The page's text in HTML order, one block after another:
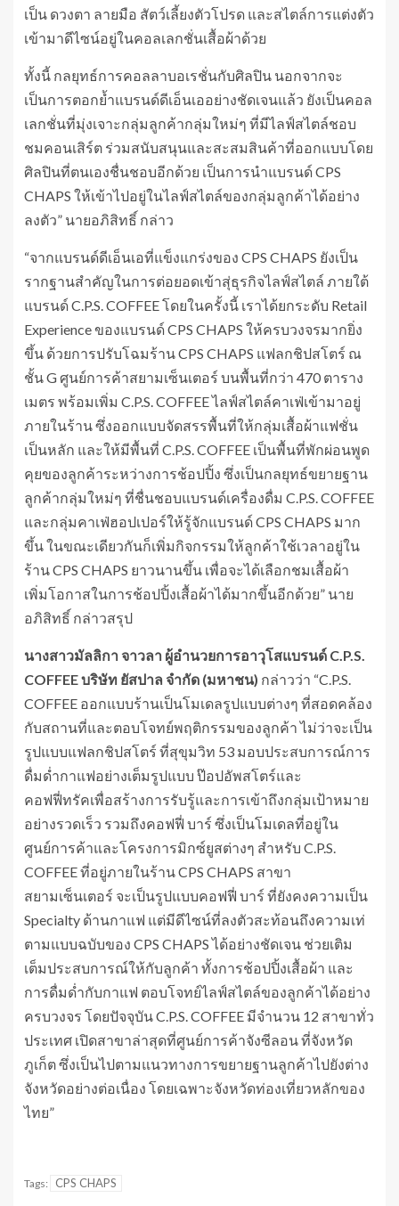
เป็น ดวงตา ลายมือ สัตว์เลี้ยงตัวโปรด และสไตล์การแต่งตัว
เข้ามาดีไซน์อยู่ในคอลเลกชั่นเสื้อผ้าด้วย
ทั้งนี้ กลยุทธ์การคอลลาบอเรชั่นกับศิลปิน นอกจากจะ
เป็นการตอกย้ำแบรนด์ดีเอ็นเออย่างชัดเจนแล้ว ยังเป็นคอล
เลกชั่นที่มุ่งเจาะกลุ่มลูกค้ากลุ่มใหม่ๆ ที่มีไลฟ์สไตล์ชอบ
ชมคอนเสิร์ต ร่วมสนับสนุนและสะสมสินค้าที่ออกแบบโดย
ศิลปินที่ตนเองชื่นชอบอีกด้วย เป็นการนำแบรนด์ CPS
CHAPS ให้เข้าไปอยู่ในไลฟ์สไตล์ของกลุ่มลูกค้าได้อย่าง
ลงตัว” นายอภิสิทธิ์ กล่าว
“จากแบรนด์ดีเอ็นเอที่แข็งแกร่งของ CPS CHAPS ยังเป็น
รากฐานสำคัญในการต่อยอดเข้าสุ่ธุรกิจไลฟ์สไตล์ ภายใต้
แบรนด์ C.P.S. COFFEE โดยในครั้งนี้ เราได้ยกระดับ Retail
Experience ของแบรนด์ CPS CHAPS ให้ครบวงจรมากยิ่ง
ขึ้น ด้วยการปรับโฉมร้าน CPS CHAPS แฟลกชิปสโตร์ ณ
ชั้น G ศูนย์การค้าสยามเซ็นเตอร์ บนพื้นที่กว่า 470 ตาราง
เมตร พร้อมเพิ่ม C.P.S. COFFEE ไลฟ์สไตล์คาเฟ่เข้ามาอยู่
ภายในร้าน ซึ่งออกแบบจัดสรรพื้นที่ให้กลุ่มเสื้อผ้าแฟชั่น
เป็นหลัก และให้มีพื้นที่ C.P.S. COFFEE เป็นพื้นที่พักผ่อนพูด
คุยของลูกค้าระหว่างการช้อปปิ้ง ซึ่งเป็นกลยุทธ์ขยายฐาน
ลูกค้ากลุ่มใหม่ๆ ที่ชื่นชอบแบรนด์เครื่องดื่ม C.P.S. COFFEE
และกลุ่มคาเฟ่ฮอปเปอร์ให้รู้จักแบรนด์ CPS CHAPS มาก
ขึ้น ในขณะเดียวกันก็เพิ่มกิจกรรมให้ลูกค้าใช้เวลาอยู่ใน
ร้าน CPS CHAPS ยาวนานขึ้น เพื่อจะได้เลือกชมเสื้อผ้า
เพิ่มโอกาสในการช้อปปิ้งเสื้อผ้าได้มากขึ้นอีกด้วย” นาย
อภิสิทธิ์ กล่าวสรุป
นางสาวมัลลิกา จาวลา ผู้อำนวยการอาวุโสแบรนด์ C.P.S.
COFFEEบริษัท ยัสปาล จำกัด (มหาชน) กล่าวว่า “C.P.S.
COFFEE ออกแบบร้านเป็นโมเดลรูปแบบต่างๆ ที่สอดคล้อง
กับสถานที่และตอบโจทย์พฤติกรรมของลูกค้า ไม่ว่าจะเป็น
รูปแบบแฟลกชิปสโตร์ ที่สุขุมวิท 53 มอบประสบการณ์การ
ดื่มด่ำกาแฟอย่างเต็มรูปแบบ ป๊อปอัพสโตร์และ
คอฟฟี่ทรัคเพื่อสร้างการรับรู้และการเข้าถึงกลุ่มเป้าหมาย
อย่างรวดเร็ว รวมถึงคอฟฟี่ บาร์ ซึ่งเป็นโมเดลที่อยู่ใน
ศูนย์การค้าและโครงการมิกซ์ยูสต่างๆ สำหรับ C.P.S.
COFFEE ที่อยู่ภายในร้าน CPS CHAPS สาขา
สยามเซ็นเตอร์ จะเป็นรูปแบบคอฟฟี่ บาร์ ที่ยังคงความเป็น
Specialty ด้านกาแฟ แต่มีดีไซน์ที่ลงตัวสะท้อนถึงความเท่
ตามแบบฉบับของ CPS CHAPS ได้อย่างชัดเจน ช่วยเติม
เต็มประสบการณ์ให้กับลูกค้า ทั้งการช้อปปิ้งเสื้อผ้า และ
การดื่มด่ำกับกาแฟ ตอบโจทย์ไลฟ์สไตล์ของลูกค้าได้อย่าง
ครบวงจร โดยปัจจุบัน C.P.S. COFFEE มีจำนวน 12 สาขาทั่ว
ประเทศ เปิดสาขาล่าสุดที่ศูนย์การค้าจังซีลอน ที่จังหวัด
ภูเก็ต ซึ่งเป็นไปตามแนวทางการขยายฐานลูกค้าไปยังต่าง
จังหวัดอย่างต่อเนื่อง โดยเฉพาะจังหวัดท่องเที่ยวหลักของ
ไทย”
Tags: CPS CHAPS